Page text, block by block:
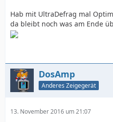
Hab mit UltraDefrag mal
da bleibt noch was am Ende
DosAmp
Anderes Zeigegerät
13. November 2016 um 21:07